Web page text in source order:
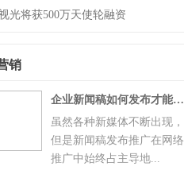
光将获500万天使轮融资
销
企业新闻稿如何发布才能事半功倍？
虽然各种新媒体不断出现，
但是新闻稿发布推广在网络
推广中始终占主导地...